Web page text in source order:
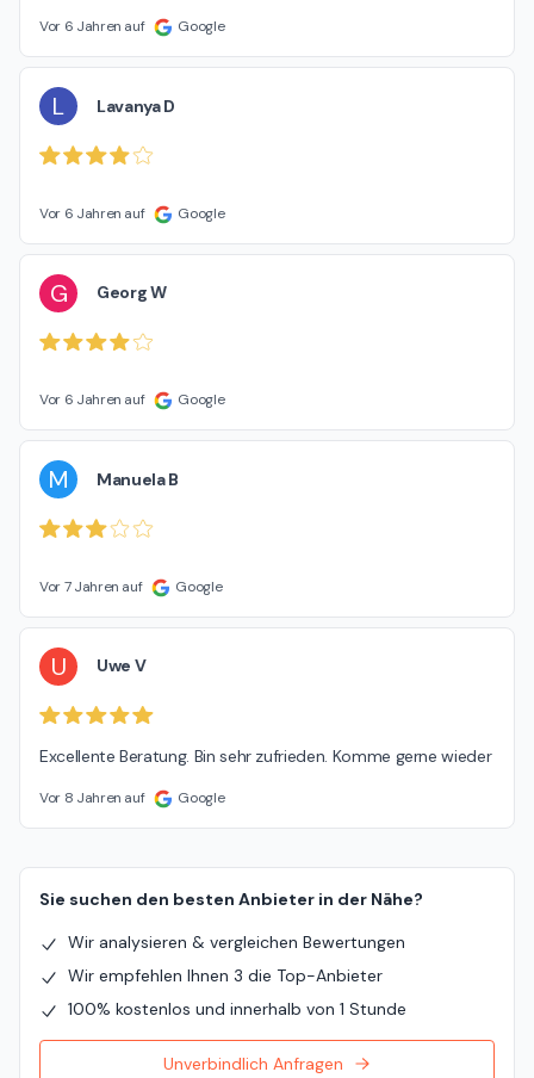
Vor 6 Jahren auf Google
L Lavanya D
Vor 6 Jahren auf Google
G Georg W
Vor 6 Jahren auf Google
M Manuela B
Vor 7 Jahren auf Google
U Uwe V
Excellente Beratung. Bin sehr zufrieden. Komme gerne wieder
Vor 8 Jahren auf Google
Sie suchen den besten Anbieter in der Nähe?
Wir analysieren & vergleichen Bewertungen
Wir empfehlen Ihnen 3 die Top-Anbieter
100% kostenlos und innerhalb von 1 Stunde
Unverbindlich Anfragen